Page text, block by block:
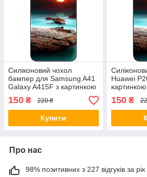
Силіконовий чохол
бампер для Samsung A41
Galaxy A415F з картинкою
150 ₴ 220 ₴
Купити
Huawei
150₴
Про нас
98% позитивних з 227 відгуків за рік